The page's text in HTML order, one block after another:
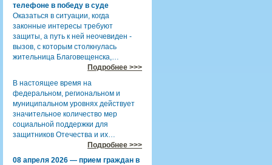
телефоне в победу в суде
Оказаться в ситуации, когда
законные интересы требуют
защиты, а путь к ней неочевиден -
вызов, с которым столкнулась
жительница Благовещенска,…
Подробнее >>>
В настоящее время на
федеральном, региональном и
муниципальном уровнях действует
значительное количество мер
социальной поддержки для
защитников Отечества и их…
Подробнее >>>
08 апреля 2026 — прием граждан в